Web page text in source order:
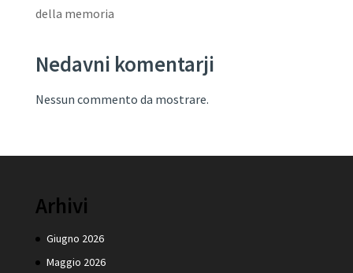
della memoria
Nedavni komentarji
Nessun commento da mostrare.
Arhivi
Giugno 2026
Maggio 2026